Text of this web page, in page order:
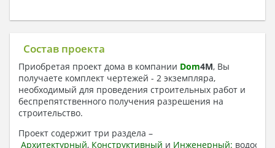
Состав проекта
Приобретая проект дома в компании Dom4M, Вы
получаете комплект чертежей - 2 экземпляра,
необходимый для проведения строительных работ и
беспрепятственного получения разрешения на
строительство.
Проект содержит три раздела –
Архитектурный, Конструктивный и Инженерный: